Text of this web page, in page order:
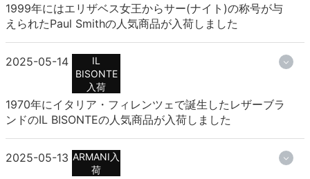
1999年にはエリザベス女王からサー(ナイト)の称号が与
えられたPaul Smithの人気商品が入荷しました
2025-05-14
IL
BISONTE
入荷
1970年にイタリア・フィレンツェで誕生したレザーブラ
ンドのIL BISONTEの人気商品が入荷しました
2025-05-13 ARMANI入
荷